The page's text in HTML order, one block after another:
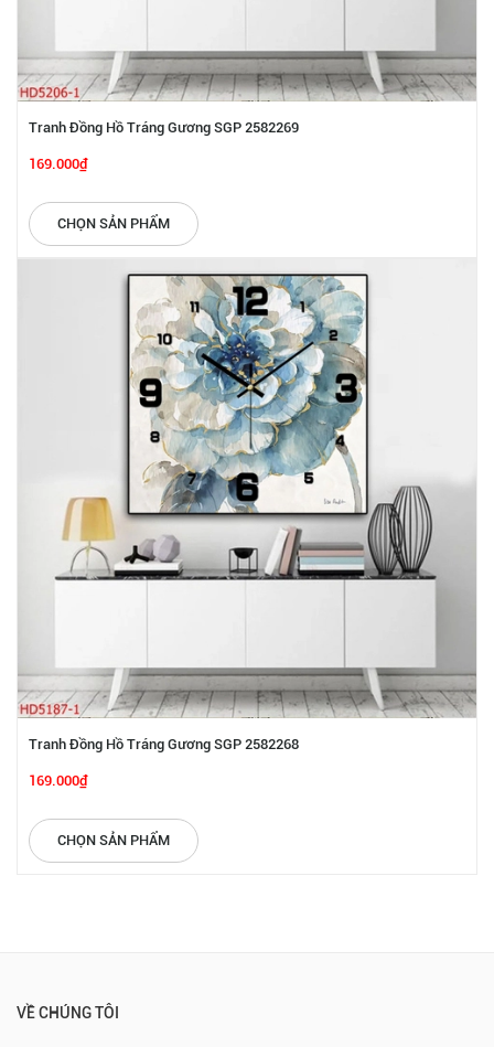
Tranh Đồng Hồ Tráng Gương SGP 2582269
169.000₫
CHỌN SẢN PHẨM
Tranh Đồng Hồ Tráng Gương SGP 2582268
169.000₫
CHỌN SẢN PHẨM
VỀ CHÚNG TÔI